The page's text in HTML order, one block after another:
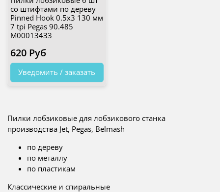
со штифтами по дереву
Pinned Hook 0.5х3 130 мм
7 tpi Pegas 90.485
М00013433
620 Руб
Уведомить / заказать
Пилки лобзиковые для лобзикового станка
производства Jet, Pegas, Belmash
по дереву
по металлу
по пластикам
Классические и спиральные